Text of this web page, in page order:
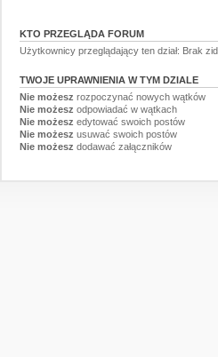
KTO PRZEGLĄDA FORUM
Użytkownicy przeglądający ten dział: Brak
TWOJE UPRAWNIENIA W TYM DZIALE
Nie możesz rozpoczynać nowych wątków
Nie możesz odpowiadać w wątkach
Nie możesz edytować swoich postów
Nie możesz usuwać swoich postów
Nie możesz dodawać załączników